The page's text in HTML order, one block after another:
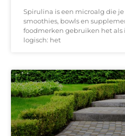
Spirulina is een microalg die
smoothies, bowls en
foodmerken gebruiken het als
logisch: het